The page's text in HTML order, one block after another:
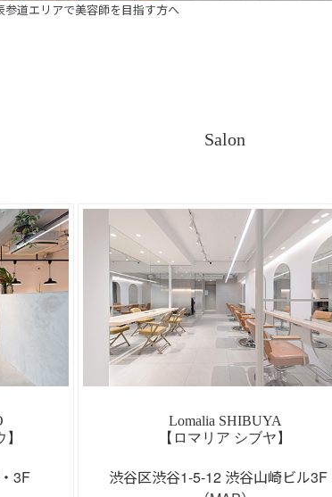
参道エリアで美容師を目指す方へ
Salon
3F
Lomalia SHIBUYA
【ロマリア シブヤ】
渋谷区渋谷1-5-12 渋谷山崎ビル3F